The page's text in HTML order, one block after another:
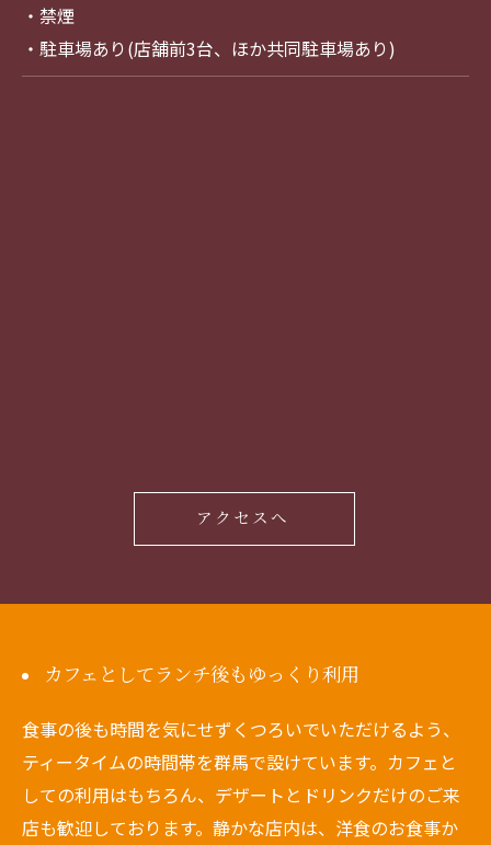
・禁煙
・駐車場あり(店舗前3台、ほか共同駐車場あり)
アクセスへ
カフェとしてランチ後もゆっくり利用
食事の後も時間を気にせずくつろいでいただけるよう、
ティータイムの時間帯を群馬で設けています。カフェと
しての利用はもちろん、デザートとドリンクだけのご来
店も歓迎しております。静かな店内は、洋食のお食事か